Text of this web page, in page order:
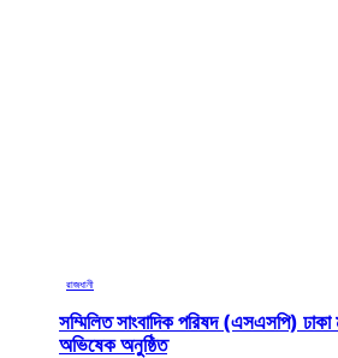
রাজধানী
সম্মিলিত সাংবাদিক পরিষদ (এসএসপি) ঢাকা
অভিষেক অনুষ্ঠিত